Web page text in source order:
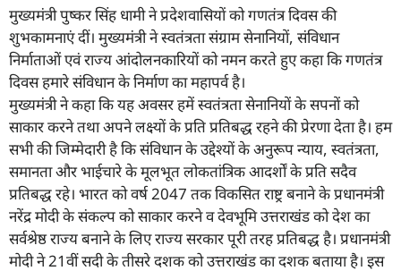
मुख्यमंत्री पुष्कर सिंह धामी ने प्रदेशवासियों को गणतंत्र दिवस की
शुभकामनाएं दीं। मुख्यमंत्री ने स्वतंत्रता संग्राम सेनानियों, संविधान
निर्माताओं एवं राज्य आंदोलनकारियों को नमन करते हुए कहा कि गणतंत्र
दिवस हमारे संविधान के निर्माण का महापर्व है।
मुख्यमंत्री ने कहा कि यह अवसर हमें स्वतंत्रता सेनानियों के सपनों को
साकार करने तथा अपने लक्ष्यों के प्रति प्रतिबद्ध रहने की प्रेरणा देता है। हम
सभी की जिम्मेदारी है कि संविधान के उद्देश्यों के अनुरूप न्याय, स्वतंत्रता,
समानता और भाईचारे के मूलभूत लोकतांत्रिक आदर्शों के प्रति सदैव
प्रतिबद्ध रहे। भारत को वर्ष 2047 तक विकसित राष्ट्र बनाने के प्रधानमंत्री
नरेंद्र मोदी के संकल्प को साकार करने व देवभूमि उत्तराखंड को देश का
सर्वश्रेष्ठ राज्य बनाने के लिए राज्य सरकार पूरी तरह प्रतिबद्ध है। प्रधानमंत्री
मोदी ने 21वीं सदी के तीसरे दशक को उत्तराखंड का दशक बताया है। इस